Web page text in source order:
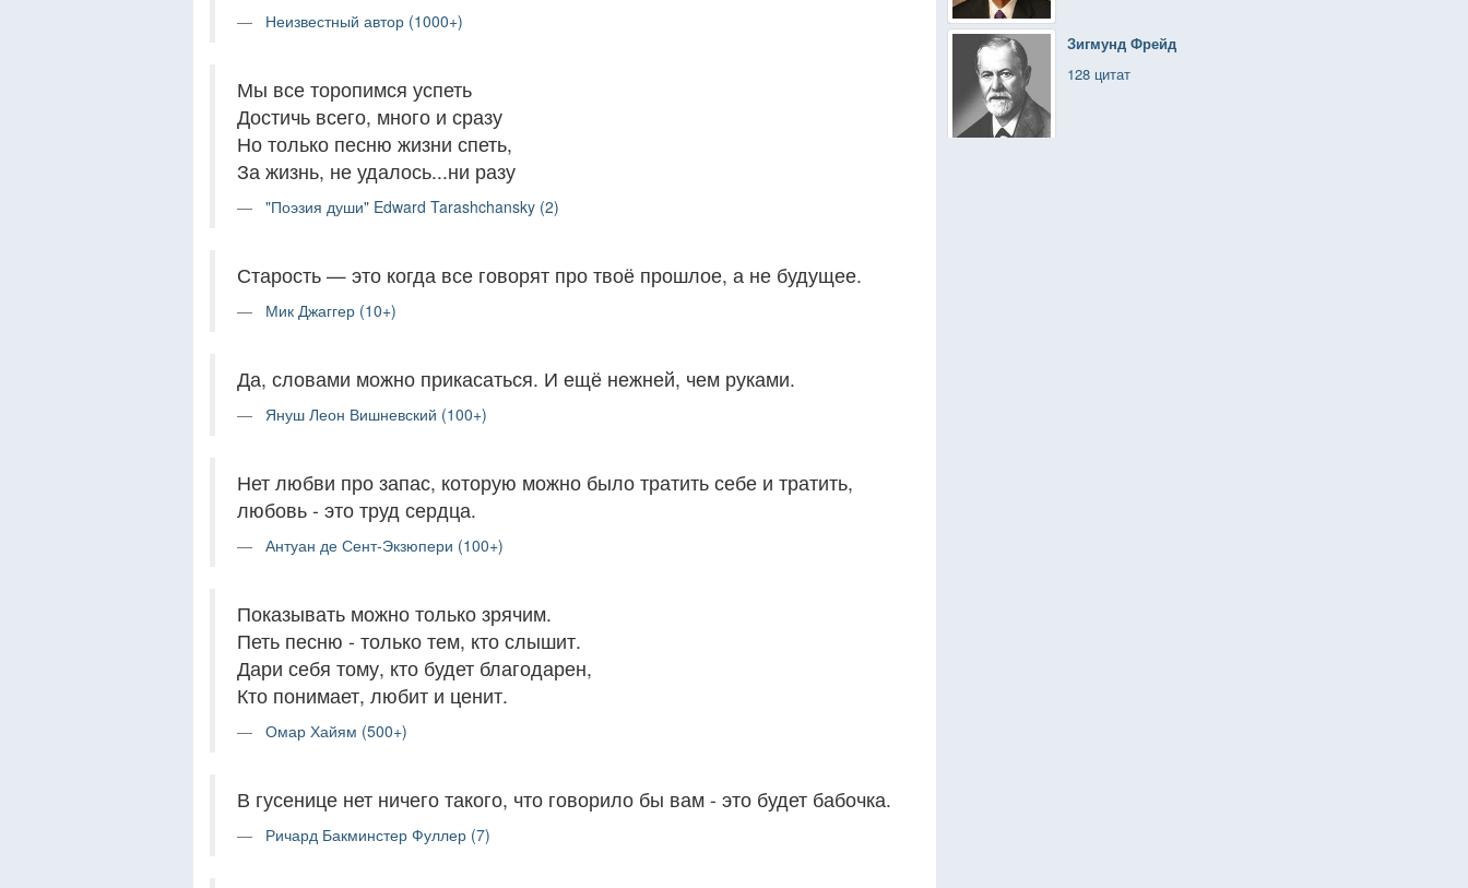
Зигмунд Фрейд
128 цитат
Неизвестный автор (1000+)
Мы все торопимся успеть
Достичь всего, много и сразу
Но только песню жизни спеть,
За жизнь, не удалось...ни разу
"Поэзия души" Edward Tarashchansky (2)
Старость — это когда все говорят про твоё прошлое, а не будущее.
Мик Джаггер (10+)
Да, словами можно прикасаться. И ещё нежней, чем руками.
Януш Леон Вишневский (100+)
Нет любви про запас, которую можно было тратить себе и тратить,
любовь - это труд сердца.
Антуан де Сент-Экзюпери (100+)
Показывать можно только зрячим.
Петь песню - только тем, кто слышит.
Дари себя тому, кто будет благодарен,
Кто понимает, любит и ценит.
Омар Хайям (500+)
В гусенице нет ничего такого, что говорило бы вам - это будет бабочка.
Ричард Бакминстер Фуллер (7)